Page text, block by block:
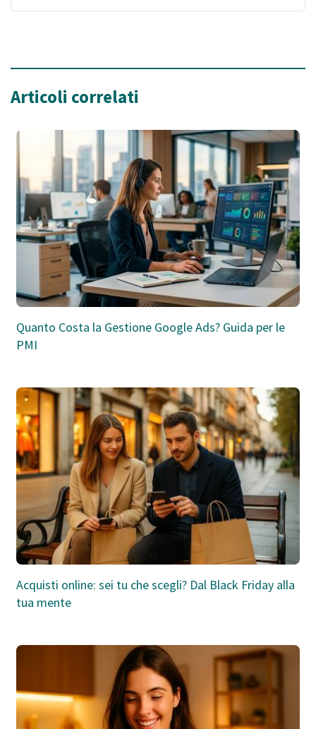
Articoli correlati
Quanto Costa la Gestione Google Ads? Guida per le
PMI
Acquisti online: sei tu che scegli? Dal Black Friday alla
tua mente